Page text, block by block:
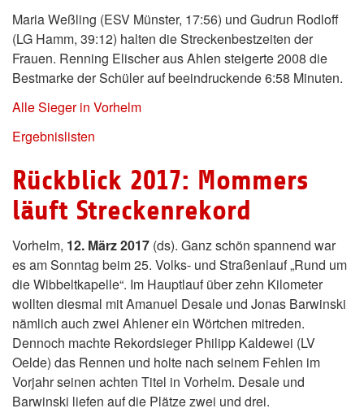
Maria Weßling (ESV Münster, 17:56) und Gudrun Rodloff
(LG Hamm, 39:12) halten die Streckenbestzeiten der
Frauen. Renning Elischer aus Ahlen steigerte 2008 die
Bestmarke der Schüler auf beeindruckende 6:58 Minuten.
Alle Sieger in Vorhelm
Ergebnislisten
Rückblick 2017: Mommers
läuft Streckenrekord
Vorhelm, 12. März 2017 (ds). Ganz schön spannend war
es am Sonntag beim 25. Volks- und Straßenlauf „Rund um
die Wibbeltkapelle“. Im Hauptlauf über zehn Kilometer
wollten diesmal mit Amanuel Desale und Jonas Barwinski
nämlich auch zwei Ahlener ein Wörtchen mitreden.
Dennoch machte Rekordsieger Philipp Kaldewei (LV
Oelde) das Rennen und holte nach seinem Fehlen im
Vorjahr seinen achten Titel in Vorhelm. Desale und
Barwinski liefen auf die Plätze zwei und drei.